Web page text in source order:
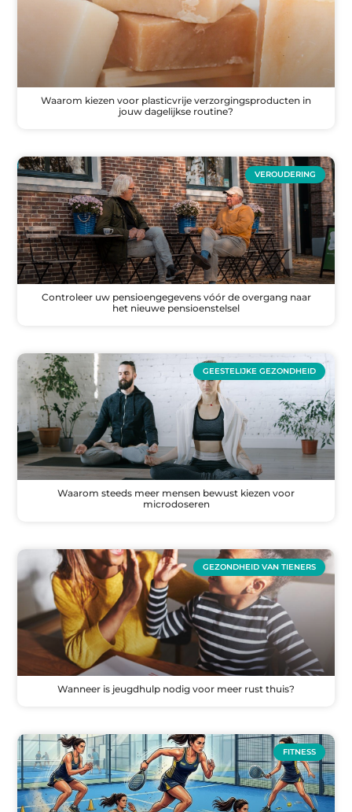
Waarom kiezen voor plasticvrije verzorgingsproducten in
jouw dagelijkse routine?
VEROUDERING
Controleer uw pensioengegevens vóór de overgang naar
het nieuwe pensioenstelsel
GEESTELIJKE GEZONDHEID
Waarom steeds meer mensen bewust kiezen voor
microdoseren
GEZONDHEID VAN TIENERS
Wanneer is jeugdhulp nodig voor meer rust thuis?
FITNESS